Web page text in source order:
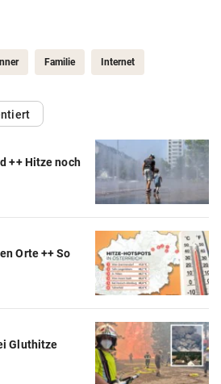
Familie Internet
++ Hitze noch
Orte ++ So
Gluthitze